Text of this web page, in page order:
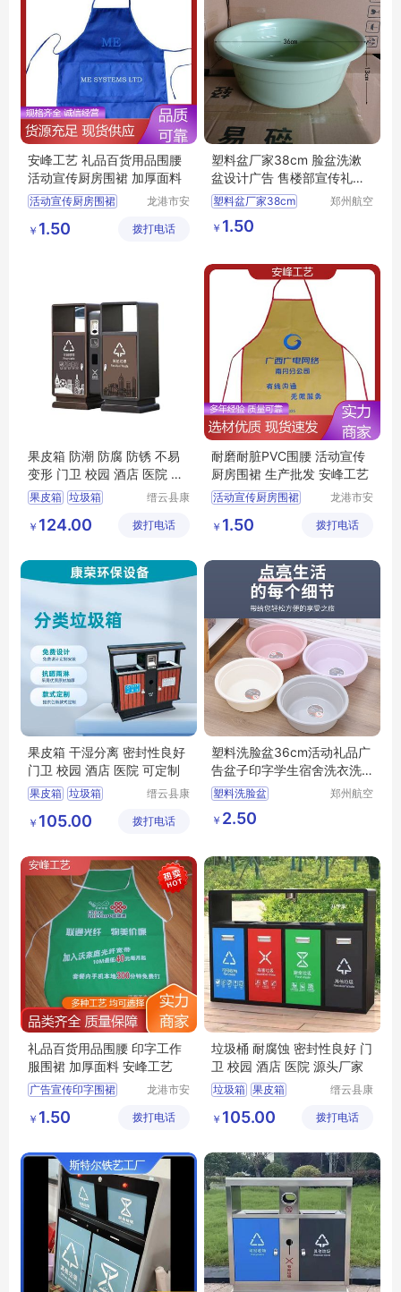
安峰工艺 礼品百货用品围腰
活动宣传厨房围裙 加厚面料
活动宣传厨房围裙
印字工作服围裙
龙港市安
品厂（个
￥ 1.50 拨打电话
塑料盆厂家38cm 脸盆洗漱
盆设计广告 售楼部宣传礼品
摆地摊
塑料盆厂家38cm
脸盆洗漱盆设计广告
售楼部宣传礼品摆地摊
郑州航空
￥ 1.50
果皮箱 防潮 防腐 防锈 不易
变形 门卫 校园 酒店 医院 坚
固耐用
果皮箱 垃圾箱
不锈钢垃圾箱
缙云县康
备有限公
￥ 124.00 拨打电话
耐磨耐脏PVC围腰 活动宣传
厨房围裙 生产批发 安峰工艺
活动宣传厨房围裙
一次性涤纶火锅围裙
餐饮家用厨房围裙
龙港市安
品厂（个
￥ 1.50 拨打电话
果皮箱 干湿分离 密封性良好
门卫 校园 酒店 医院 可定制
果皮箱 垃圾箱
分类垃圾桶
缙云县康
备有限公
￥ 105.00 拨打电话
塑料洗脸盆36cm活动礼品广
告盆子印字学生宿舍洗衣洗
脚塑料盆
塑料洗脸盆
郑州航空
￥ 2.50
礼品百货用品围腰 印字工作
服围裙 加厚面料 安峰工艺
广告宣传印字围裙
印字工作服围裙
活动宣传厨房围裙
龙港市安
品厂（个
￥ 1.50 拨打电话
垃圾桶 耐腐蚀 密封性良好 门
卫 校园 酒店 医院 源头厂家
垃圾箱 果皮箱
不锈钢垃圾箱
缙云县康
备有限公
￥ 105.00 拨打电话